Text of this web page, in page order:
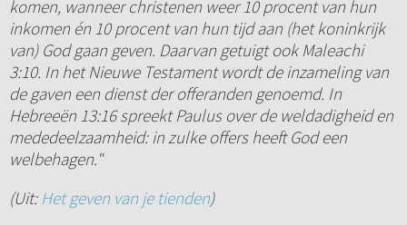
komen, wanneer christenen weer 10 procent van hun
inkomen én 10 procent van hun tijd aan (het koninkrijk
van) God gaan geven. Daarvan getuigt ook Maleachi
3:10. In het Nieuwe Testament wordt de inzameling van
de gaven een dienst der offeranden genoemd. In
Hebreeën 13:16 spreekt Paulus over de weldadigheid en
mededeelzaamheid: in zulke offers heeft God een
welbehagen."
(Uit: Het geven van je tienden)